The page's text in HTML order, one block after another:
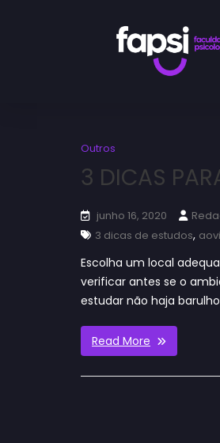
Outros
3 DICAS
junho 16, 2020
3 dicas de estudos,
Escolha um local
verificar antes se o
estudar não haja
Read More